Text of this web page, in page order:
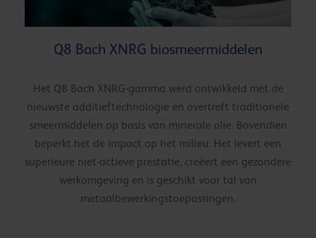
Q8 Bach XNRG biosmeermiddelen
Het Q8 Bach XNRG-gamma werd ontwikkeld met de
nieuwste additieftechnologie en overtreft traditionele
smeermiddelen op basis van minerale olie. Bovendien
beperkt het de impact op het milieu. Het levert een
superieure niet-actieve prestatie, creëert een gezondere
werkomgeving en is geschikt voor tal van
metaalbewerkingstoepassingen.